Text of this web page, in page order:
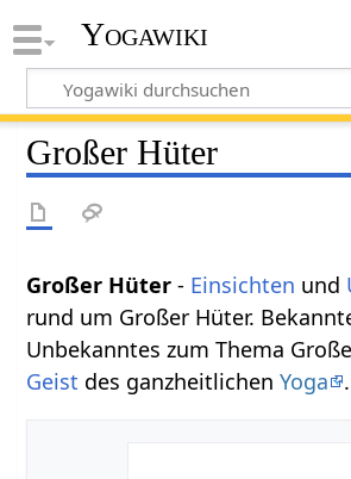
Yogawiki
Großer Hüter
Großer Hüter- Einsichten und
rund um Großer Hüter.
Unbekanntes zum Thema
Geist des ganzheitlichenYoga .